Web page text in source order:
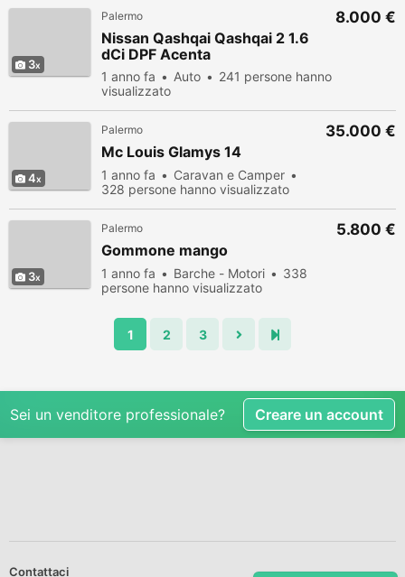
3
Palermo
Nissan Qashqai Qashqai 2 1.6
dCi DPF Acenta
1 anno fa Auto
241 persone hanno
visualizzato
8.000 €
4
Palermo
Mc Louis Glamys 14
1 anno fa
Caravan e Camper
328 persone hanno visualizzato
35.000 €
3
Palermo
Gommone mango
1 anno fa Barche - Motori
338
persone hanno visualizzato
5.800 €
1 2 3
Sei un venditore professionale? Creare un account
Contattaci